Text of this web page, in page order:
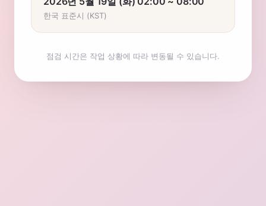
한국 표준시 (KST)
점검 시간은 작업 상황에 따라 변동될 수 있습니다.